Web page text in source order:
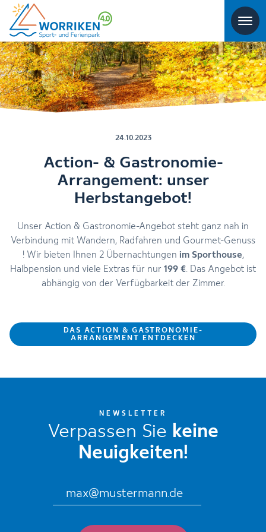
24.10.2023
Action- & Gastronomie-
Arrangement: unser
Herbstangebot!
Unser Action & Gastronomie-Angebot steht ganz nah in
Verbindung mit Wandern, Radfahren und Gourmet-Genuss
! Wir bieten Ihnen 2 Übernachtungen im Sporthouse,
Halbpension und viele Extras für nur 199 €. Das Angebot ist
abhängig von der Verfügbarkeit der Zimmer.
DAS ACTION & GASTRONOMIE-
ARRANGEMENT ENTDECKEN
NEWSLETTER
Verpassen Sie keine
Neuigkeiten!